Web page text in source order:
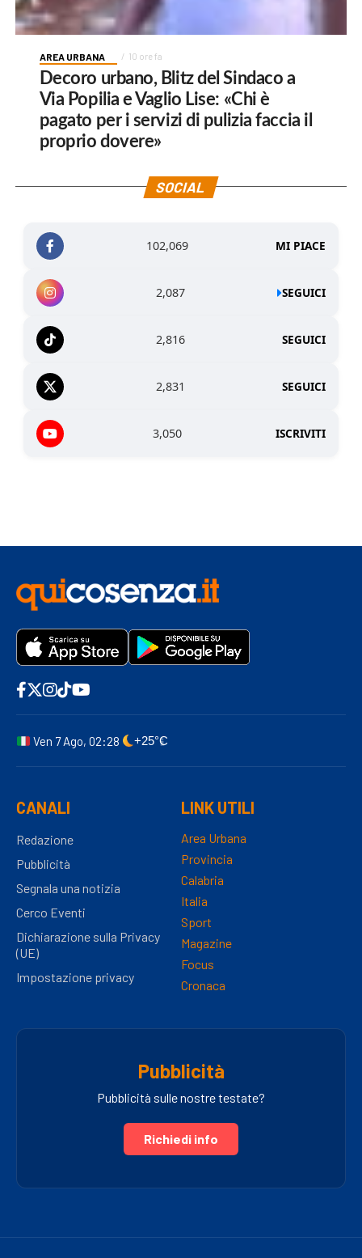
AREA URBANA 10 ore fa
Decoro urbano, Blitz del Sindaco a
Via Popilia e Vaglio Lise: «Chi è
pagato per i servizi di pulizia faccia il
proprio dovere»
SOCIAL
102,069 MI PIACE
2,087 SEGUICI
2,816 SEGUICI
2,831 SEGUICI
3,050 ISCRIVITI
Ven 7 Ago, 02:28 +25°C
CANALI
Redazione
Pubblicità
Segnala una notizia
Cerco Eventi
Dichiarazione sulla Privacy
(UE)
Impostazione privacy
LINK UTILI
Area Urbana
Provincia
Calabria
Italia
Sport
Magazine
Focus
Cronaca
Pubblicità
Pubblicità sulle nostre testate?
Richiedi info